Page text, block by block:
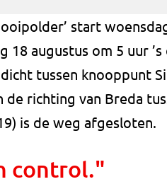
start
18 augustus om 5 uur
tussen knooppunt
de richting van Breda
is de weg afgesloten.
control."